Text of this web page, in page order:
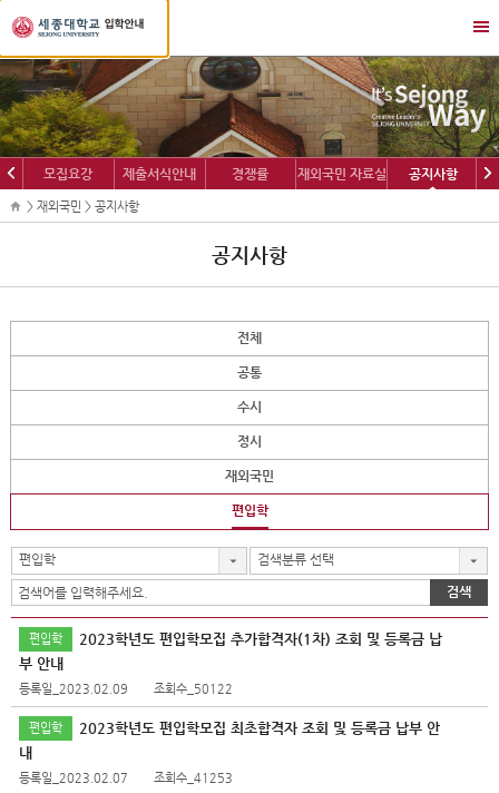
세
종
대
학
교
입
학
정
보
뉴
열
기/
닫
기
이
전
다
음
모집요강 제출서식안내 경쟁률 재외국민 자료실 공지사항
> 재외국민 > 공지사항
공지사항
전체
공통
수시
정시
재외국민
편입학
편입학 검색분류 선택
검색
편입학
2023학년도 편입학모집 추가합격자(1차) 조회 및 등록금 납
부 안내
등록일_2023.02.09 조회수_50122
편입학
2023학년도 편입학모집 최초합격자 조회 및 등록금 납부 안
내
등록일_2023.02.07 조회수_41253